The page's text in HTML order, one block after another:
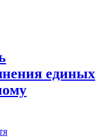
единых